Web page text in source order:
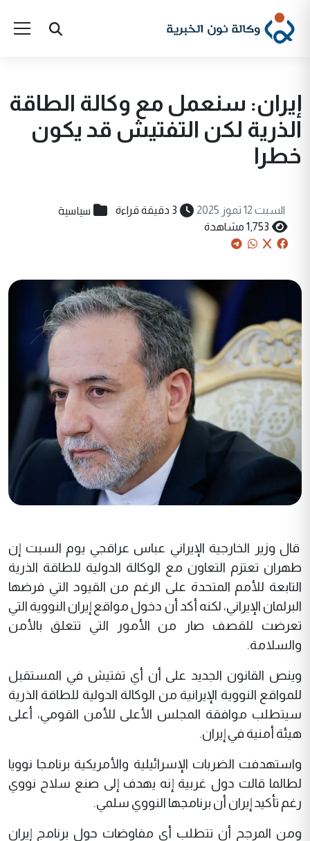
إيران: سنعمل مع وكالة الطاقة
الذرية لكن التفتيش قد يكون
خطرا
السبت 12 تموز 2025 3 دقيقة قراءة سياسية
1,753 مشاهدة
قال وزير الخارجية الإيراني عباس عراقجي يوم السبت إن
طهران تعتزم التعاون مع الوكالة الدولية للطاقة الذرية
التابعة للأمم المتحدة على الرغم من القيود التي فرضها
البرلمان الإيراني، لكنه أكد أن دخول مواقع إيران النووية التي
تعرضت للقصف صار من الأمور التي تتعلق بالأمن
والسلامة.
وينص القانون الجديد على أن أي تفتيش في المستقبل
للمواقع النووية الإيرانية من الوكالة الدولية للطاقة الذرية
سيتطلب موافقة المجلس الأعلى للأمن القومي، أعلى
هيئة أمنية في إيران.
واستهدفت الضربات الإسرائيلية والأمريكية برنامجا نوويا
لطالما قالت دول غربية إنه يهدف إلى صنع سلاح نووي
رغم تأكيد إيران أن برنامجها النووي سلمي.
ومن المرجح أن تتطلب أي مفاوضات حول برنامج إيران